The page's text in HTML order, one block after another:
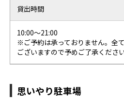
貸出時間
10:00～21:00
※ご予約は承っておりません。全
ございますので予めご了承ください
思いやり駐車場​